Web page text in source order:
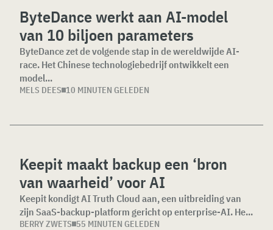
ByteDance werkt aan AI-model
van 10 biljoen parameters
ByteDance zet de volgende stap in de wereldwijde AI-
race. Het Chinese technologiebedrijf ontwikkelt een
model...
MELS DEES 10 MINUTEN GELEDEN
Keepit maakt backup een ‘bron
van waarheid’ voor AI
Keepit kondigt AI Truth Cloud aan, een uitbreiding van
zijn SaaS-backup-platform gericht op enterprise-AI. He...
BERRY ZWETS 55 MINUTEN GELEDEN